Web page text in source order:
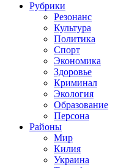
Рубрики
Резонанс
Культура
Политика
Спорт
Экономика
Здоровье
Криминал
Экология
Образование
Персона
Районы
Мир
Килия
Украина